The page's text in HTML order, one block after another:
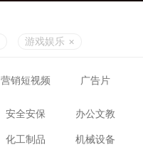
游戏娱乐 ×
营销短视频 广告片
安全安保 办公文教
化工制品 机械设备